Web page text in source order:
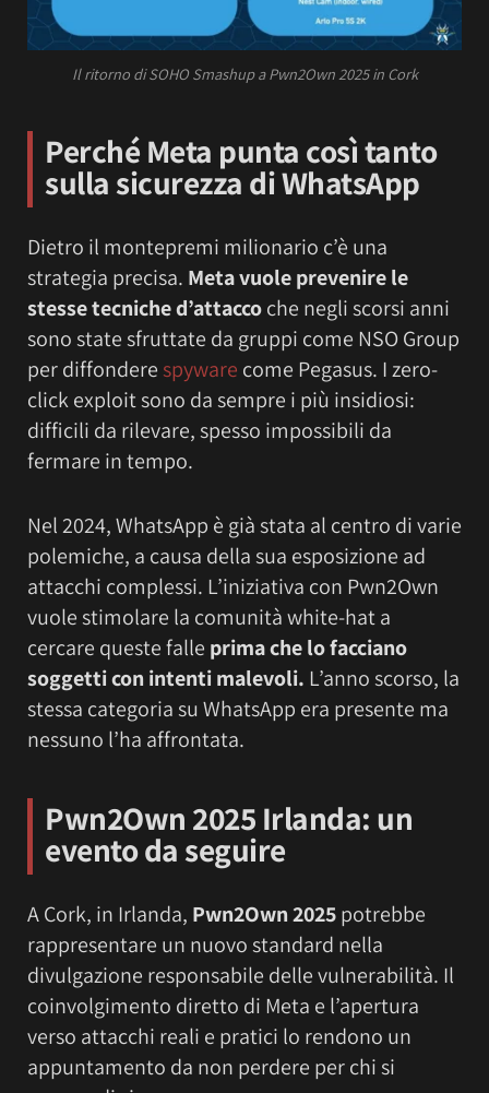
Il ritorno di SOHO Smashup a Pwn2Own 2025 in Cork
Perché Meta punta così tanto
sulla sicurezza di WhatsApp
Dietro il montepremi milionario c’è una
strategia precisa. Meta vuole prevenire le
stesse tecniche d’attaccoche negli scorsi anni
sono state sfruttate da gruppi come NSO Group
per diffondere spyware come Pegasus. I zero-
click exploit sono da sempre i più insidiosi:
difficili da rilevare, spesso impossibili da
fermare in tempo.
Nel 2024, WhatsApp è già stata al centro di varie
polemiche, a causa della sua esposizione ad
attacchi complessi. L’iniziativa con Pwn2Own
vuole stimolare la comunità white-hat a
cercare queste falle prima che lo facciano
soggetti con intenti malevoli. L’anno scorso, la
stessa categoria su WhatsApp era presente ma
nessuno l’ha affrontata.
Pwn2Own 2025 Irlanda: un
evento da seguire
A Cork, in Irlanda, Pwn2Own 2025potrebbe
rappresentare un nuovo standard nella
divulgazione responsabile delle vulnerabilità. Il
coinvolgimento diretto di Meta e l’apertura
verso attacchi reali e pratici lo rendono un
appuntamento da non perdere per chi si